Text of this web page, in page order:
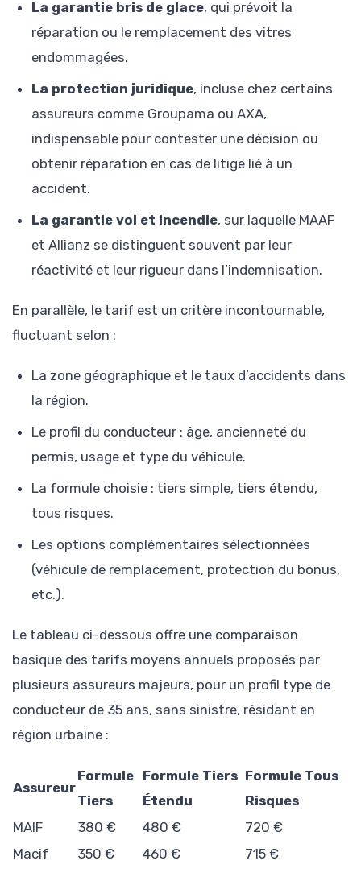
La garantie bris de glace, qui prévoit la
réparation ou le remplacement des vitres
endommagées.
La protection juridique, incluse chez certains
assureurs comme Groupama ou AXA,
indispensable pour contester une décision ou
obtenir réparation en cas de litige lié à un
accident.
La garantie vol et incendie, sur laquelle MAAF
et Allianz se distinguent souvent par leur
réactivité et leur rigueur dans l’indemnisation.
En parallèle, le tarif est un critère incontournable,
fluctuant selon :
La zone géographique et le taux d’accidents dans
la région.
Le profil du conducteur : âge, ancienneté du
permis, usage et type du véhicule.
La formule choisie : tiers simple, tiers étendu,
tous risques.
Les options complémentaires sélectionnées
(véhicule de remplacement, protection du bonus,
etc.).
Le tableau ci-dessous offre une comparaison
basique des tarifs moyens annuels proposés par
plusieurs assureurs majeurs, pour un profil type de
conducteur de 35 ans, sans sinistre, résidant en
région urbaine :
Assureur
Formule
Tiers
Formule Tiers
Étendu
Formule Tous
Risques
MAIF
380 € 480 €
720 €
Macif
350 € 460 €
715 €